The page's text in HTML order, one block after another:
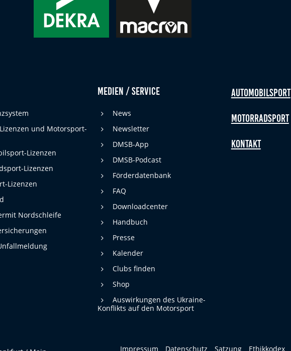
und Motorsport-
Lizenzen
Lizenzen
Lizenzen
Nordschleife
Medien / Service
News
Newsletter
DMSB-App
DMSB-Podcast
Förderdatenbank
FAQ
Downloadcenter
Handbuch
Presse
Kalender
Clubs finden
Shop
Auswirkungen des Ukraine-
Konflikts auf den Motorsport
Automobilsport
Motorradsport
Kontakt
Impressum Datenschutz Satzung Ethikkodex